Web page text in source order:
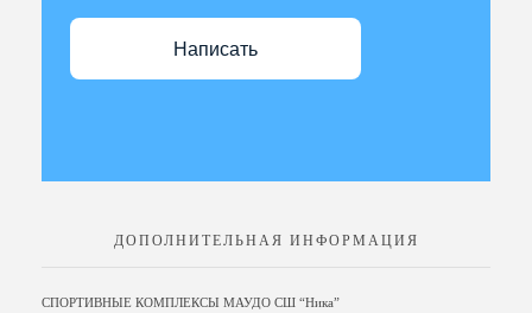
Написать
ДОПОЛНИТЕЛЬНАЯ ИНФОРМАЦИЯ
СПОРТИВНЫЕ КОМПЛЕКСЫ МАУДО СШ “Ника”